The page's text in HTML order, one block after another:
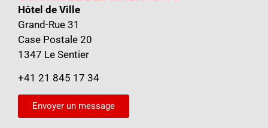
Hôtel de Ville
Grand-Rue 31
Case Postale 20
1347 Le Sentier
+41 21 845 17 34
Envoyer un message